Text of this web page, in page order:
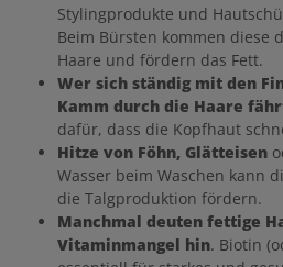
Stylingprodukte und
Beim Bürsten kommen diese
Haare und fördern das Fett.
Wer sich ständig mit den
Kamm durch die Haare
dafür, dass die Kopfhaut
Hitze von Föhn, Glätteisen
Wasser beim Waschen kann
die Talgproduktion fördern.
Manchmal deuten fettige
Vitaminmangel hin. Biotin